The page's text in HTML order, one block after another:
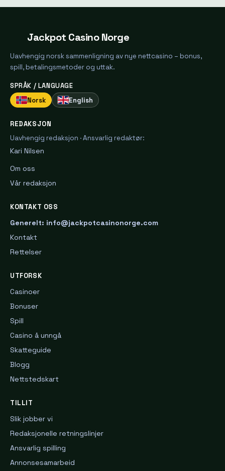
Jackpot Casino Norge
Uavhengig norsk sammenligning av nye nettcasino – bonus,
spill, betalingsmetoder og uttak.
SPRÅK / LANGUAGE
Norsk
English
REDAKSJON
Uavhengig redaksjon · Ansvarlig redaktør:
Kari Nilsen
Om oss
Vår redaksjon
KONTAKT OSS
Generelt: info@jackpotcasinonorge.com
Kontakt
Rettelser
UTFORSK
Casinoer
Bonuser
Spill
Casino å unngå
Skatteguide
Blogg
Nettstedskart
TILLIT
Slik jobber vi
Redaksjonelle retningslinjer
Ansvarlig spilling
Annonsesamarbeid